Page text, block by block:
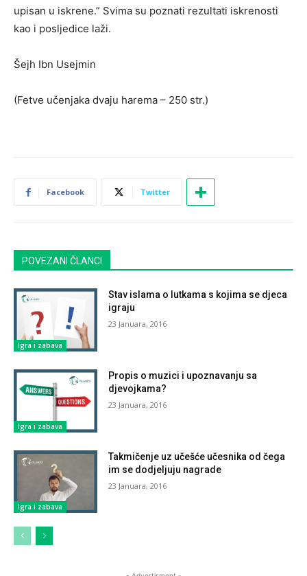
upisan u iskrene.” Svima su poznati rezultati iskrenosti
kao i posljedice laži.
Šejh Ibn Usejmin
(Fetve učenjaka dvaju harema – 250 str.)
Facebook Twitter
POVEZANI ČLANCI
Igra i zabava
Stav islama o lutkama s kojima se djeca
igraju
23 Januara, 2016
Igra i zabava
Propis o muzici i upoznavanju sa
djevojkama?
23 Januara, 2016
Igra i zabava
Takmičenje uz učešće učesnika od čega
im se dodjeljuju nagrade
23 Januara, 2016